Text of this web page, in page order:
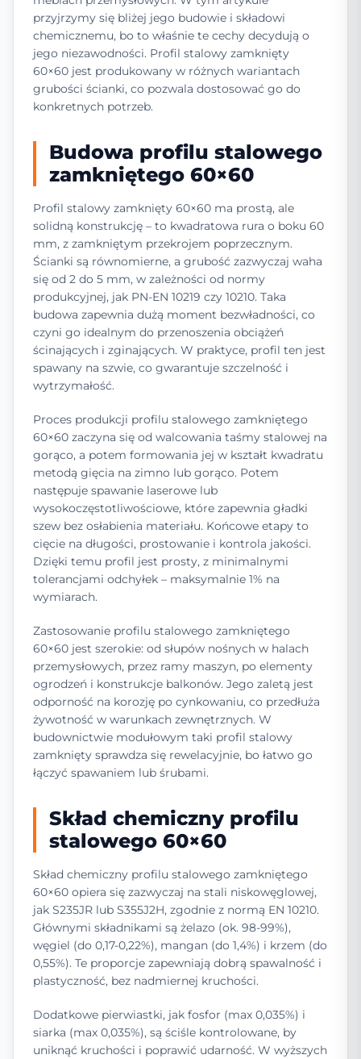
przyjrzymy się bliżej jego budowie i składowi
chemicznemu, bo to właśnie te cechy decydują o
jego niezawodności. Profil stalowy zamknięty
60×60 jest produkowany w różnych wariantach
grubości ścianki, co pozwala dostosować go do
konkretnych potrzeb.
Budowa profilu stalowego
zamkniętego 60×60
Profil stalowy zamknięty 60×60 ma prostą, ale
solidną konstrukcję – to kwadratowa rura o boku 60
mm, z zamkniętym przekrojem poprzecznym.
Ścianki są równomierne, a grubość zazwyczaj waha
się od 2 do 5 mm, w zależności od normy
produkcyjnej, jak PN-EN 10219 czy 10210. Taka
budowa zapewnia dużą moment bezwładności, co
czyni go idealnym do przenoszenia obciążeń
ścinających i zginających. W praktyce, profil ten jest
spawany na szwie, co gwarantuje szczelność i
wytrzymałość.
Proces produkcji profilu stalowego zamkniętego
60×60 zaczyna się od walcowania taśmy stalowej na
gorąco, a potem formowania jej w kształt kwadratu
metodą gięcia na zimno lub gorąco. Potem
następuje spawanie laserowe lub
wysokoczęstotliwościowe, które zapewnia gładki
szew bez osłabienia materiału. Końcowe etapy to
cięcie na długości, prostowanie i kontrola jakości.
Dzięki temu profil jest prosty, z minimalnymi
tolerancjami odchyłek – maksymalnie 1% na
wymiarach.
Zastosowanie profilu stalowego zamkniętego
60×60 jest szerokie: od słupów nośnych w halach
przemysłowych, przez ramy maszyn, po elementy
ogrodzeń i konstrukcje balkonów. Jego zaletą jest
odporność na korozję po cynkowaniu, co przedłuża
żywotność w warunkach zewnętrznych. W
budownictwie modułowym taki profil stalowy
zamknięty sprawdza się rewelacyjnie, bo łatwo go
łączyć spawaniem lub śrubami.
Skład chemiczny profilu
stalowego 60×60
Skład chemiczny profilu stalowego zamkniętego
60×60 opiera się zazwyczaj na stali niskowęglowej,
jak S235JR lub S355J2H, zgodnie z normą EN 10210.
Głównymi składnikami są żelazo (ok. 98-99%),
węgiel (do 0,17-0,22%), mangan (do 1,4%) i krzem (do
0,55%). Te proporcje zapewniają dobrą spawalność i
plastyczność, bez nadmiernej kruchości.
Dodatkowe pierwiastki, jak fosfor (max 0,035%) i
siarka (max 0,035%), są ściśle kontrolowane, by
uniknąć kruchości i poprawić udarność. W wyższych